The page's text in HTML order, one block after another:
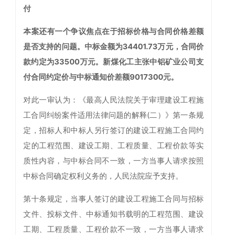
付
本案还有一个争议焦点在于招标价格与合同价格差额
是否支持的问题。中标金额为34401.73万元，合同价
款约定为33500万元。新煤化工主张中铝矿业公司支
付合同约定价与中标通知价差额9017300元。
对此一审认为：《最高人民法院关于审理建设工程施
工合同纠纷案件适用法律问题的解释(二）》第一条规
定，招标人和中标人另行签订的建设工程施工合同约
定的工程范围、建设工期、工程质量、工程价款等实
质性内容，与中标合同不一致，一方当事人请求按照
中标合同确定权利义务的，人民法院应予支持。
第十条规定，当事人签订的建设工程施工合同与招标
文件、投标文件、中标通知书载明的工程范围、建设
工期、工程质量、工程价款不一致，一方当事人请求